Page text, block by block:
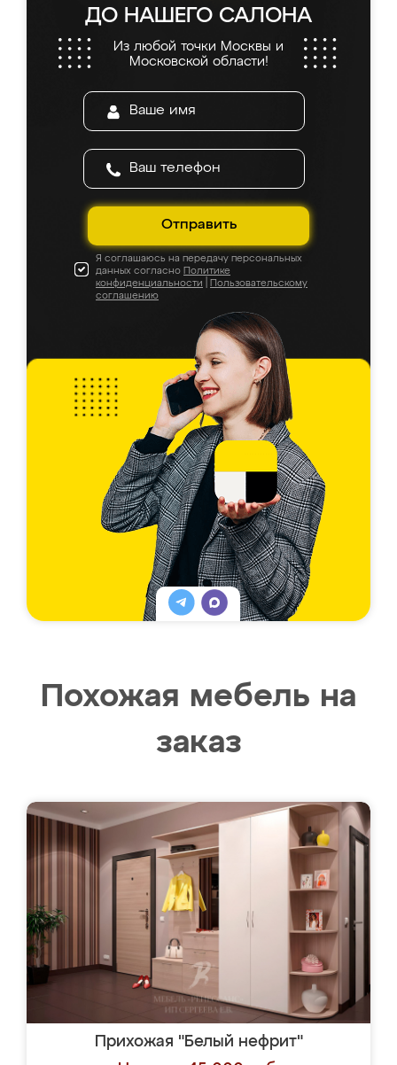
ДО НАШЕГО САЛОНА
Из любой точки Москвы и
Московской области!
Отправить
Я соглашаюсь на передачу персональных
данных согласно Политике
конфиденциальности
Пользовательскому
соглашению
Похожая мебель на
заказ
Прихожая "Белый нефрит"